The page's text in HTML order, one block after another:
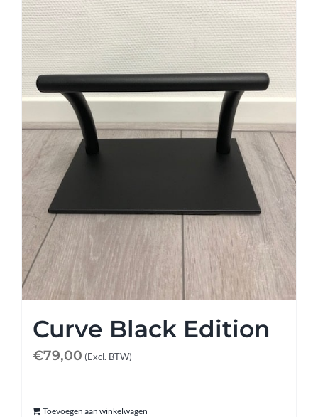
Curve Black Edition
€79,00 (Excl. BTW)
Toevoegen aan winkelwagen